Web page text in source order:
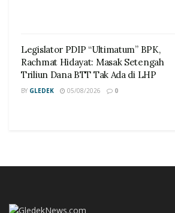
Legislator PDIP “Ultimatum” BPK,
Rachmat Hidayat: Masak Setengah
Triliun Dana BTT Tak Ada di LHP
BY GLEDEK 05/08/2026 0